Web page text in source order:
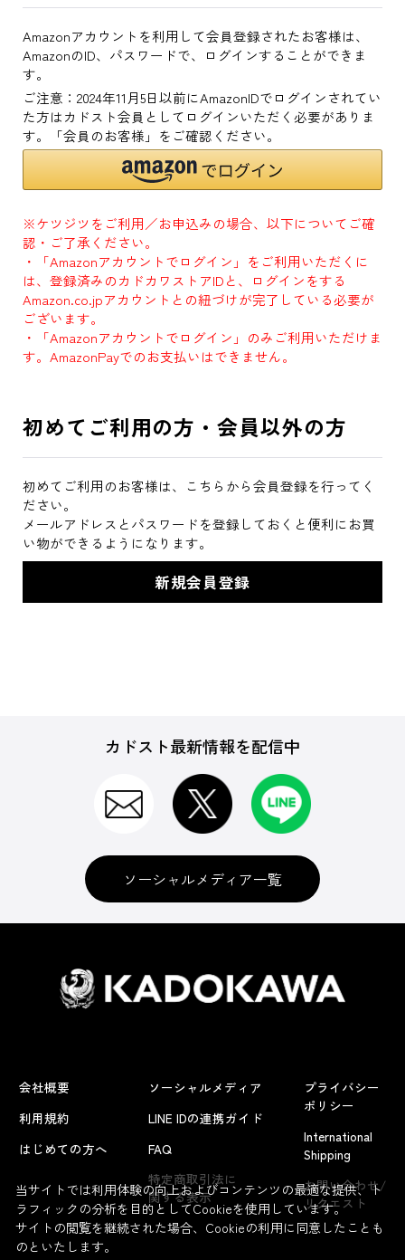
Amazonアカウントを利用して会員登録されたお客様は、
AmazonのID、パスワードで、ログインすることができま
す。
ご注意：2024年11月5日以前にAmazonIDでログインされてい
た方はカドスト会員としてログインいただく必要がありま
す。「会員のお客様」をご確認ください。
※ケツジツをご利用／お申込みの場合、以下についてご確
認・ご了承ください。
・「Amazonアカウントでログイン」をご利用いただくに
は、登録済みのカドカワストアIDと、ログインをする
Amazon.co.jpアカウントとの紐づけが完了している必要が
ございます。
・「Amazonアカウントでログイン」のみご利用いただけま
す。AmazonPayでのお支払いはできません。
初めてご利用の方・会員以外の方
初めてご利用のお客様は、こちらから会員登録を行ってく
ださい。
メールアドレスとパスワードを登録しておくと便利にお買
い物ができるようになります。
カドスト最新情報を配信中
ソーシャルメディア一覧
会社概要
利用規約
はじめての方へ
ソーシャルメディア
LINE IDの連携ガイド
FAQ
特定商取引法に
関する表示
プライバシー
ポリシー
International
Shipping
お問い合わせ/
リクエスト
当サイトでは利用体験の向上およびコンテンツの最適な提供、ト
ラフィックの分析を目的としてCookieを使用しています。
サイトの閲覧を継続された場合、Cookieの利用に同意したことも
のといたします。